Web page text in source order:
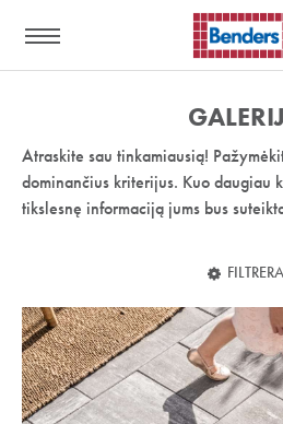
nuoroda:
Atraskite sau tinkamiausią!
dominančius kriterijus. Kuo daugiau
tikslesnę informaciją jums bus
FILTRERA